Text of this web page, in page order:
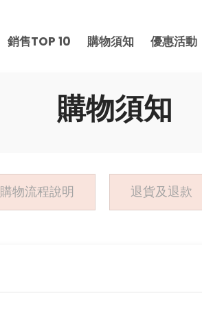
銷售TOP 10 購物須知 優惠活動
購物須知
購物流程說明 退貨及退款